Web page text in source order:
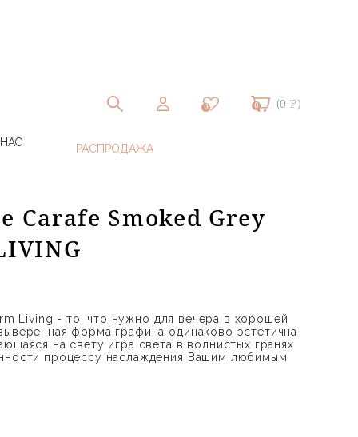
0 0 (0 ₽)
Carafe Smoked Grey
Living - то, что нужно для вечера в хорошей
форма графина одинаково эстетична
на свету игра света в волнистых гранях
процессу наслаждения Вашим любимым